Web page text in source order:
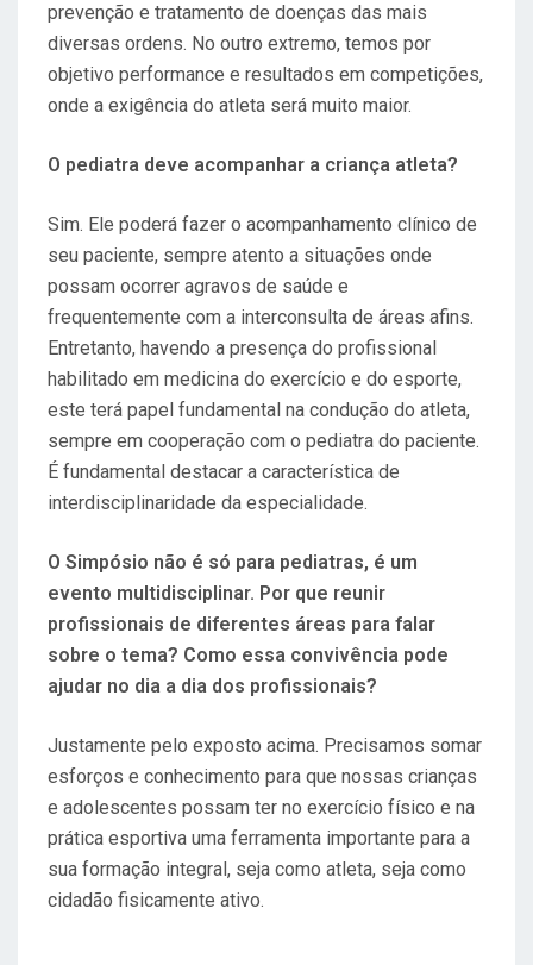
prevenção e tratamento de doenças das mais
diversas ordens. No outro extremo, temos por
objetivo performance e resultados em competições,
onde a exigência do atleta será muito maior.
O pediatra deve acompanhar a criança atleta?
Sim. Ele poderá fazer o acompanhamento clínico de
seu paciente, sempre atento a situações onde
possam ocorrer agravos de saúde e
frequentemente com a interconsulta de áreas afins.
Entretanto, havendo a presença do profissional
habilitado em medicina do exercício e do esporte,
este terá papel fundamental na condução do atleta,
sempre em cooperação com o pediatra do paciente.
É fundamental destacar a característica de
interdisciplinaridade da especialidade.
O Simpósio não é só para pediatras, é um
evento multidisciplinar. Por que reunir
profissionais de diferentes áreas para falar
sobre o tema? Como essa convivência pode
ajudar no dia a dia dos profissionais?
Justamente pelo exposto acima. Precisamos somar
esforços e conhecimento para que nossas crianças
e adolescentes possam ter no exercício físico e na
prática esportiva uma ferramenta importante para a
sua formação integral, seja como atleta, seja como
cidadão fisicamente ativo.